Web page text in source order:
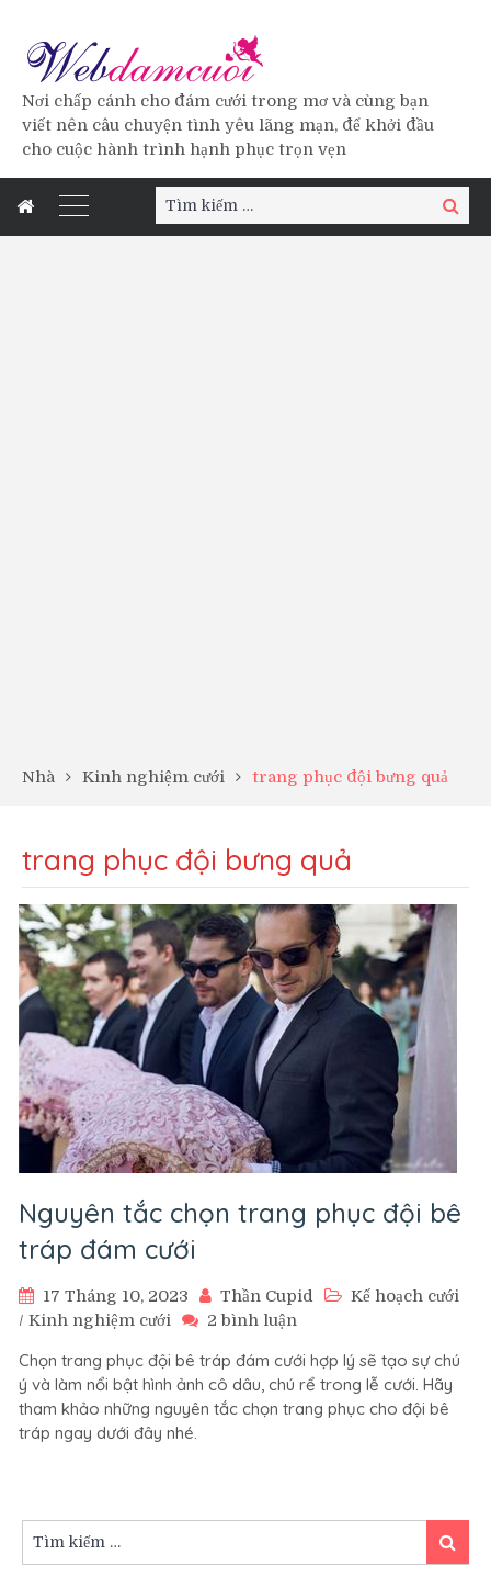
Nơi chấp cánh cho đám cưới trong mơ và cùng bạn
viết nên câu chuyện tình yêu lãng mạn, để khởi đầu
cho cuộc hành trình hạnh phục trọn vẹn
Tìm
kiếm:
Tìm
kiếm
Nhà Kinh nghiệm cưới trang phục đội bưng quả
trang phục đội bưng quả
Nguyên tắc chọn trang phục đội bê
tráp đám cưới
17 Tháng 10, 2023 Thần Cupid
Kế hoạch cưới
/ Kinh nghiệm cưới 2 bình luận
tắc
chọn
trang
đám
Chọn trang phục đội bê tráp đám cưới hợp lý sẽ tạo sự chú
ý và làm nổi bật hình ảnh cô dâu, chú rể trong lễ cưới. Hãy
tham khảo những nguyên tắc chọn trang phục cho đội bê
tráp ngay dưới đây nhé.
kiếm:
Tìm
kiếm